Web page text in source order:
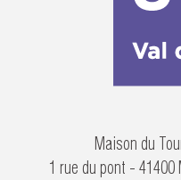
Maison du
1 rue du pont - 41400